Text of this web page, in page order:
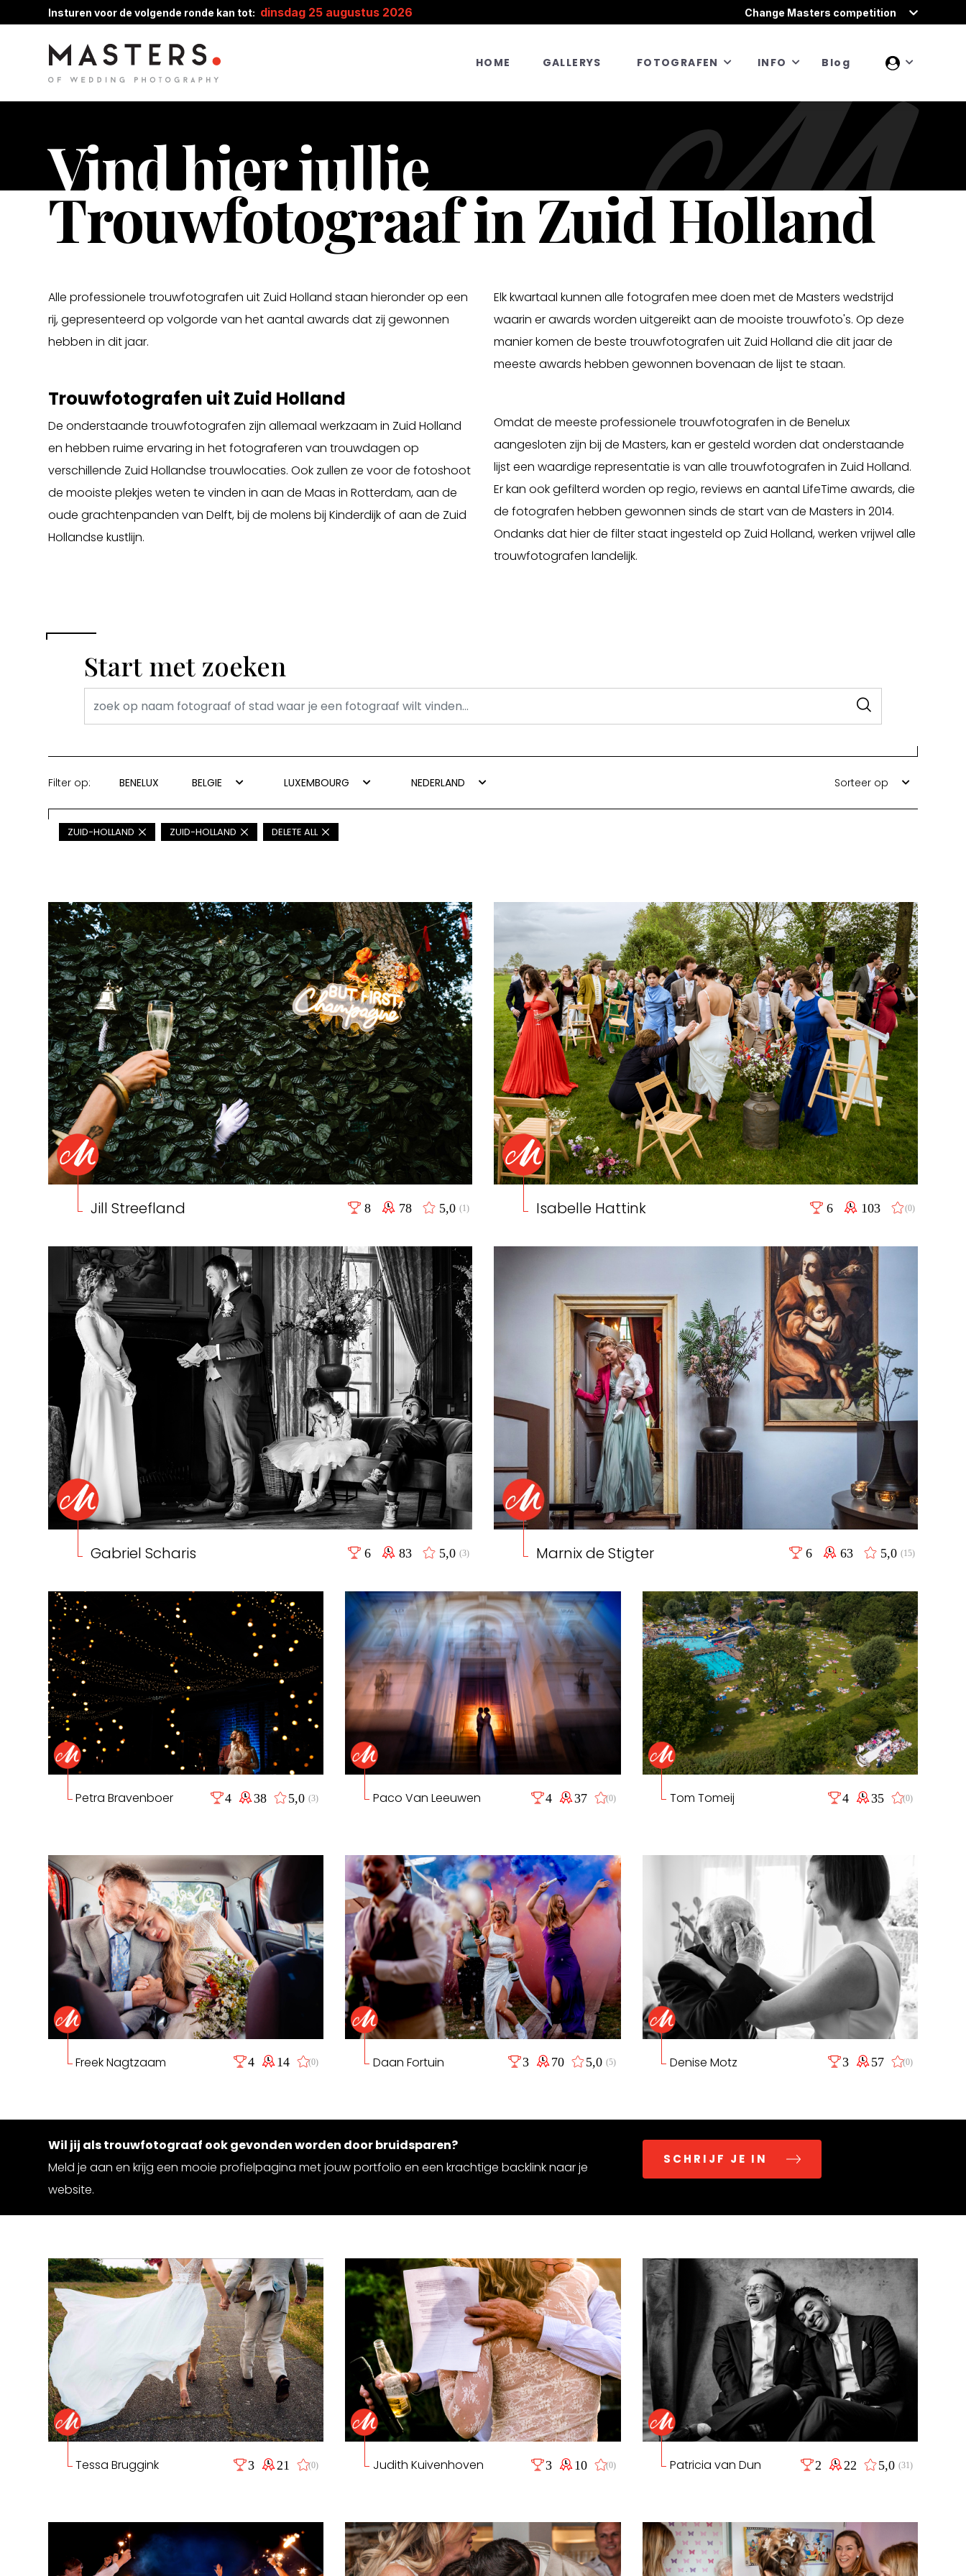
Insturen voor de volgende ronde kan tot: dinsdag 25 augustus 2026 Change Masters competition
HOME GALLERYS FOTOGRAFEN INFO Blog
Vind hier jullie
Trouwfotograaf in Zuid Holland
Alle professionele trouwfotografen uit Zuid Holland staan hieronder op een
rij, gepresenteerd op volgorde van het aantal awards dat zij gewonnen
hebben in dit jaar.
Trouwfotografen uit Zuid Holland
De onderstaande trouwfotografen zijn allemaal werkzaam in Zuid Holland
en hebben ruime ervaring in het fotograferen van trouwdagen op
verschillende Zuid Hollandse trouwlocaties. Ook zullen ze voor de fotoshoot
de mooiste plekjes weten te vinden in aan de Maas in Rotterdam, aan de
oude grachtenpanden van Delft, bij de molens bij Kinderdijk of aan de Zuid
Hollandse kustlijn.
Elk kwartaal kunnen alle fotografen mee doen met de Masters wedstrijd
waarin er awards worden uitgereikt aan de mooiste trouwfoto's. Op deze
manier komen de beste trouwfotografen uit Zuid Holland die dit jaar de
meeste awards hebben gewonnen bovenaan de lijst te staan.
Omdat de meeste professionele trouwfotografen in de Benelux
aangesloten zijn bij de Masters, kan er gesteld worden dat onderstaande
lijst een waardige representatie is van alle trouwfotografen in Zuid Holland.
Er kan ook gefilterd worden op regio, reviews en aantal LifeTime awards, die
de fotografen hebben gewonnen sinds de start van de Masters in 2014.
Ondanks dat hier de filter staat ingesteld op Zuid Holland, werken vrijwel alle
trouwfotografen landelijk.
Start met zoeken
Filter op: BENELUX BELGIE LUXEMBOURG NEDERLAND Sorteer op
ZUID-HOLLAND ZUID-HOLLAND DELETE ALL
Jill Streefland 8 78 5,0(1) Isabelle Hattink 6 103 (0)
Gabriel Scharis 6 83 5,0(3) Marnix de Stigter 6 63 5,0(15)
Petra Bravenboer 4 38 5,0(3) Paco Van Leeuwen 4 37 (0) Tom Tomeij 4 35 (0)
Freek Nagtzaam 4 14 (0) Daan Fortuin 3 70 5,0(5) Denise Motz 3 57 (0)
Wil jij als trouwfotograaf ook gevonden worden door bruidsparen?
Meld je aan en krijg een mooie profielpagina met jouw portfolio en een krachtige backlink naar je
website.
SCHRIJF JE IN
Tessa Bruggink 3 21 (0) Judith Kuivenhoven 3 10 (0) Patricia van Dun 2 22 5,0(31)